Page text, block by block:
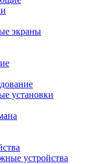
экраны
установки
устройства